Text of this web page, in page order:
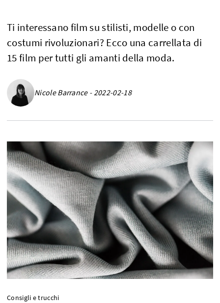
Ti interessano film su stilisti, modelle o con
costumi rivoluzionari? Ecco una carrellata di
15 film per tutti gli amanti della moda.
Nicole Barrance - 2022-02-18
Consigli e trucchi